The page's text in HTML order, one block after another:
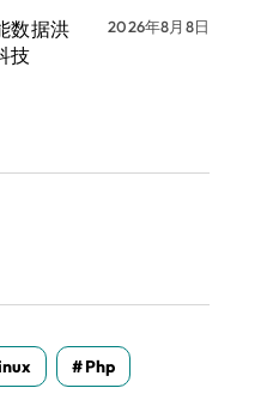
数据洪
技
2026年8月8日
Php